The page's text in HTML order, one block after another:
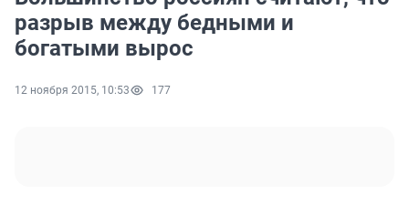
разрыв между бедными и
богатыми вырос
12 ноября 2015, 10:53 177